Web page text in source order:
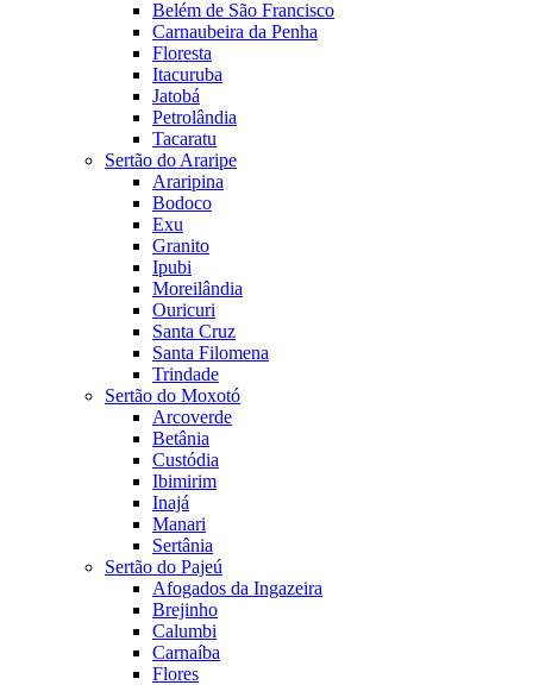
Belém de São Francisco
Carnaubeira da Penha
Floresta
Itacuruba
Jatobá
Petrolândia
Tacaratu
Sertão do Araripe
Araripina
Bodoco
Exu
Granito
Ipubi
Moreilândia
Ouricuri
Santa Cruz
Santa Filomena
Trindade
Sertão do Moxotó
Arcoverde
Betânia
Custódia
Ibimirim
Inajá
Manari
Sertânia
Sertão do Pajeú
Afogados da Ingazeira
Brejinho
Calumbi
Carnaíba
Flores